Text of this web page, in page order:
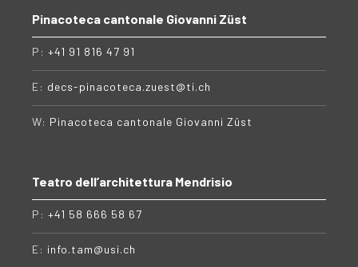
Pinacoteca cantonale Giovanni Züst
P: +41 91 816 47 91
E: decs-pinacoteca.zuest@ti.ch
W: Pinacoteca cantonale Giovanni Züst
Teatro dell’architettura Mendrisio
P: +41 58 666 58 67
E: info.tam@usi.ch